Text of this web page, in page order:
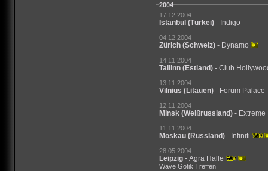
2004
17.12.2004
Istanbul (Türkei) - Indigo
04.12.2004
Zürich (Schweiz) - Dynamo
14.11.2004
Tallinn (Estland) - Club
13.11.2004
Vilnius (Litauen) - Forum Palace
12.11.2004
Minsk (Weißrussland) - Extreme
11.11.2004
Moskau (Russland) - Infiniti
28.05.2004
Leipzig - Agra Halle
Wave Gotik Treffen